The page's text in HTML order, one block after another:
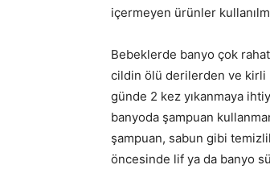
içermeyen ürünler
Bebeklerde banyo çok
cildin ölü derilerden ve kirli
günde 2 kez yıkanmaya
banyoda şampuan
şampuan, sabun gibi
öncesinde lif ya da banyo